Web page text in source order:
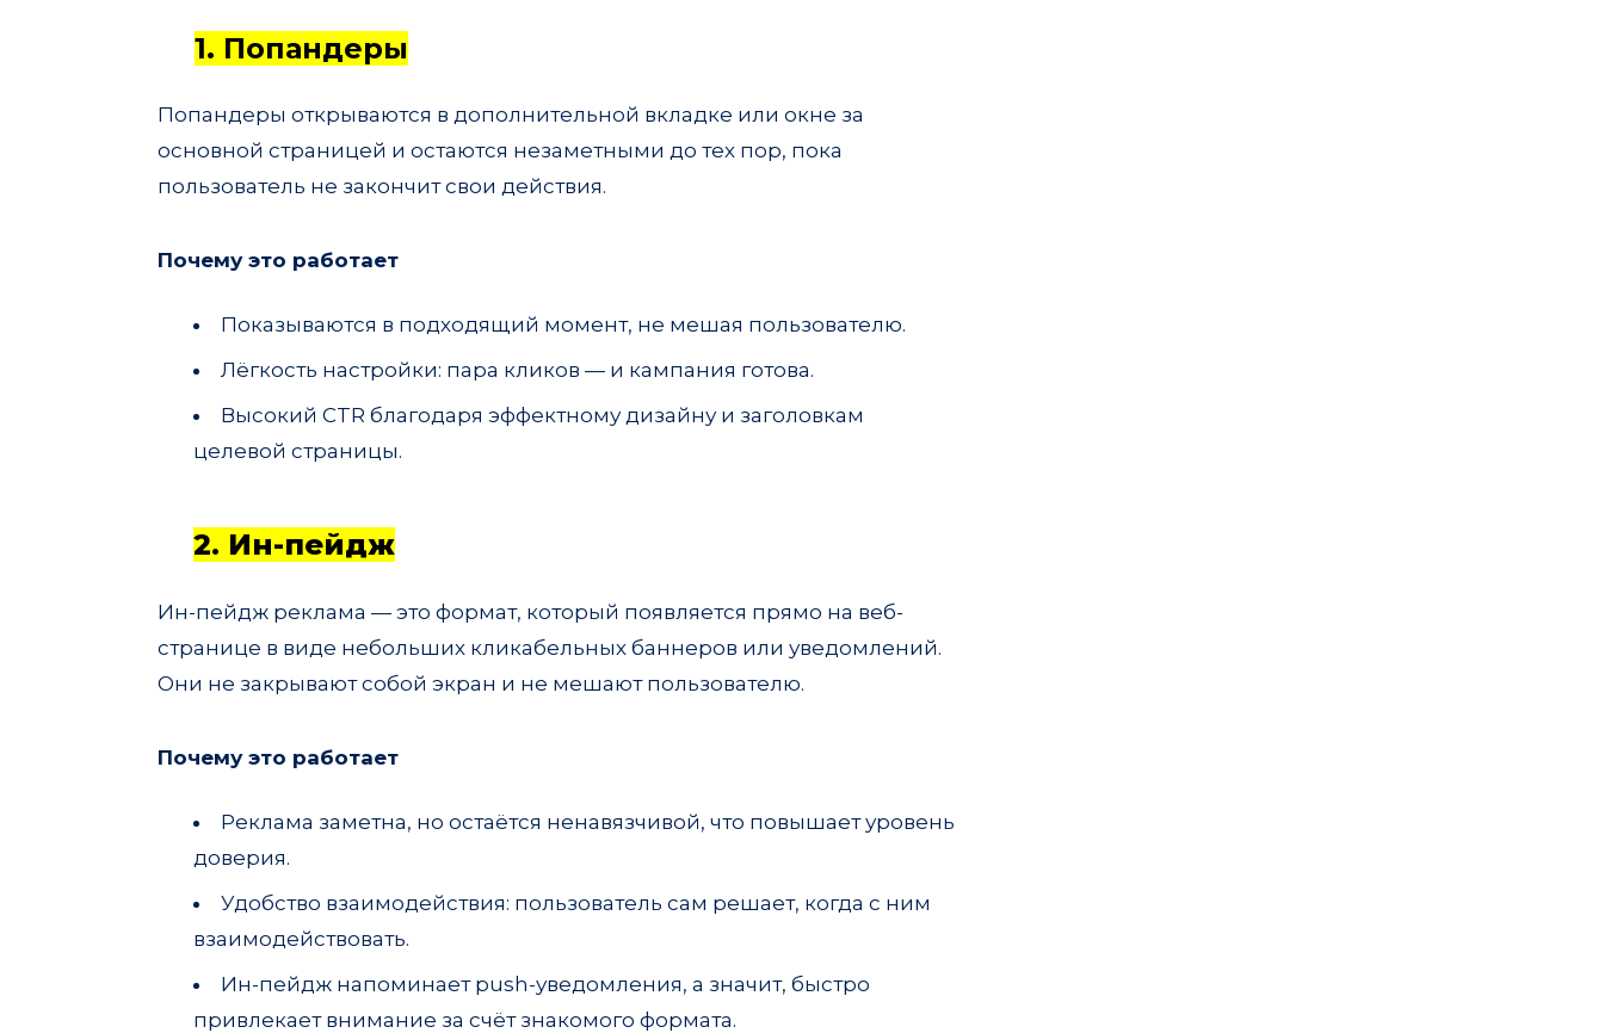
1. Попандеры
Попандеры открываются в дополнительной вкладке или окне за
основной страницей и остаются незаметными до тех пор, пока
пользователь не закончит свои действия.
Почему это работает
Показываются в подходящий момент, не мешая пользователю.
Лёгкость настройки: пара кликов — и кампания готова.
Высокий CTR благодаря эффектному дизайну и заголовкам
целевой страницы.
2. Ин-пейдж
Ин-пейдж реклама — это формат, который появляется прямо на веб-
странице в виде небольших кликабельных баннеров или уведомлений.
Они не закрывают собой экран и не мешают пользователю.
Почему это работает
Реклама заметна, но остаётся ненавязчивой, что повышает уровень
доверия.
Удобство взаимодействия: пользователь сам решает, когда с ним
взаимодействовать.
Ин-пейдж напоминает push-уведомления, а значит, быстро
привлекает внимание за счёт знакомого формата.